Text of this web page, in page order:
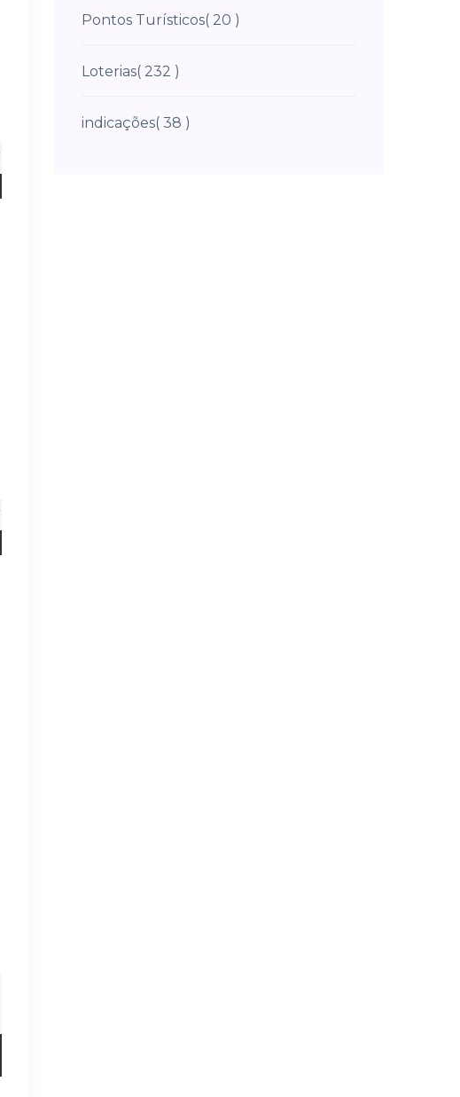
Pontos Turísticos( 20 )
Loterias( 232 )
indicações( 38 )